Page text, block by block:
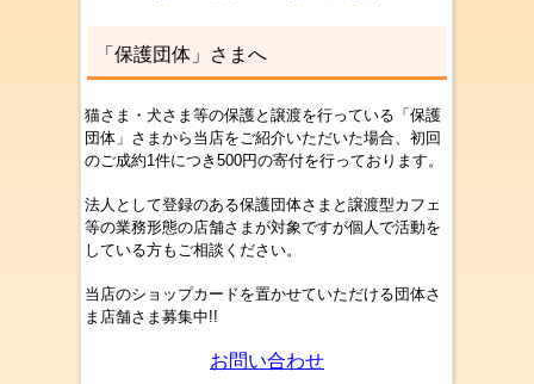
「保護団体」さまへ
猫さま・犬さま等の保護と譲渡を行っている「保護
団体」さまから当店をご紹介いただいた場合、初回
のご成約1件につき500円の寄付を行っております。
法人として登録のある保護団体さまと譲渡型カフェ
等の業務形態の店舗さま が対象ですが個人で活動を
している方もご相談ください。
当店のショップカードを置かせていただける団体さ
ま店舗さま募集中!!
お問い合わせ